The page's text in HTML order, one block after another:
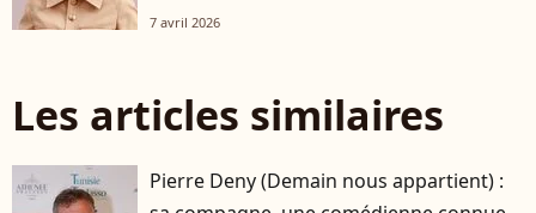
7 avril 2026
Les articles similaires
Pierre Deny (Demain nous appartient) :